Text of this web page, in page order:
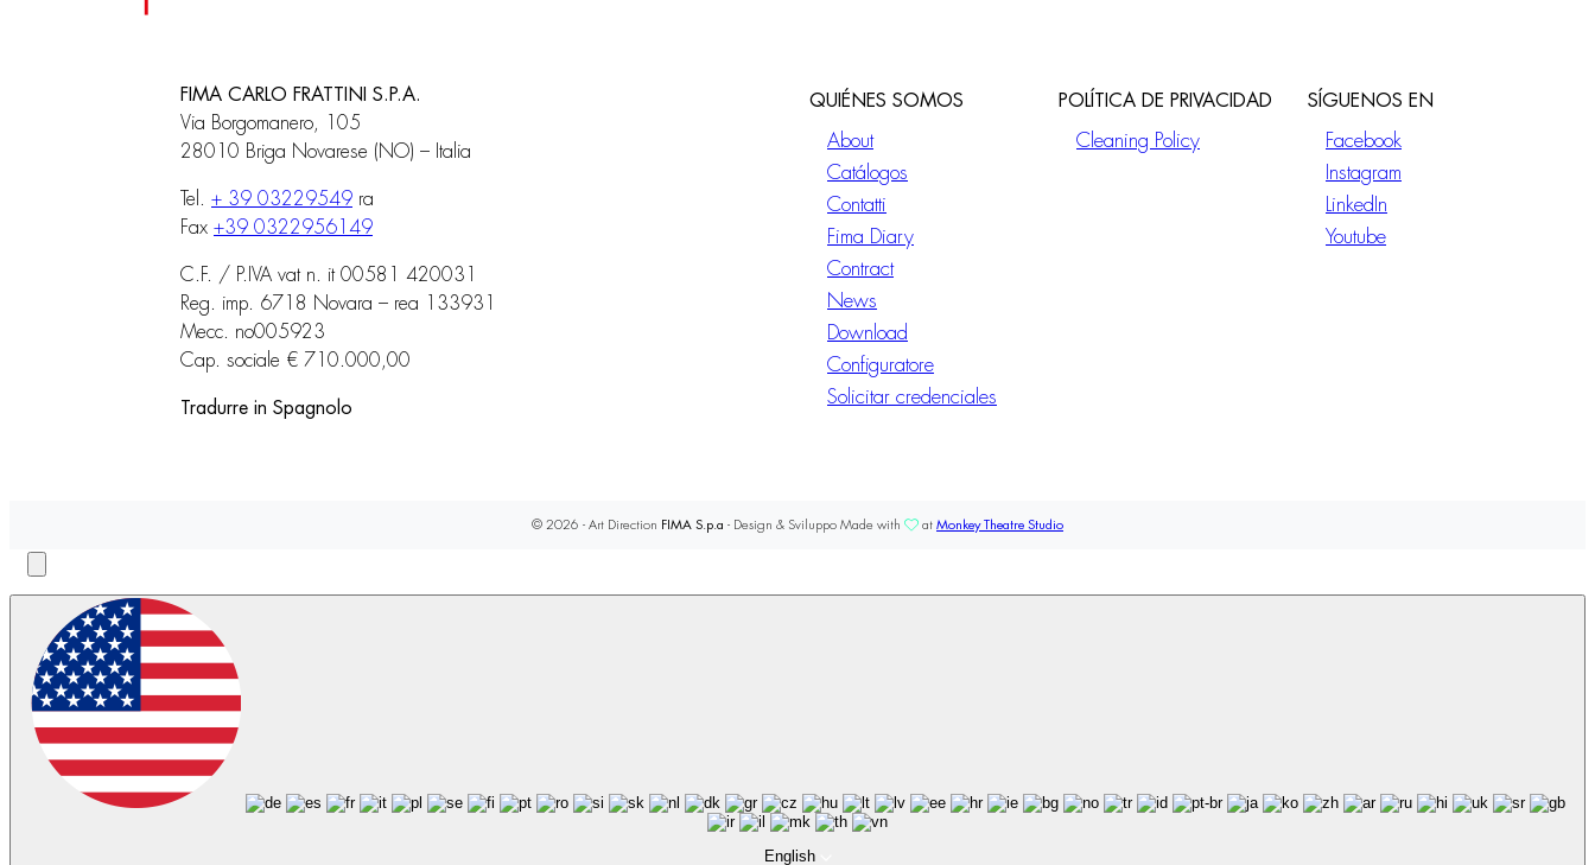
FIMA CARLO FRATTINI S.P.A.
Via Borgomanero, 105
28010 Briga Novarese (NO) – Italia
Tel. + 39 03229549 ra
Fax +39 0322956149
C.F. / P.IVA vat n. it 00581 420031
Reg. imp. 6718 Novara – rea 133931
Mecc. no005923
Cap. sociale € 710.000,00
Tradurre in Spagnolo
QUIÉNES SOMOS
About
Catálogos
Contatti
Fima Diary
Contract
News
Download
Configuratore
Solicitar credenciales
POLÍTICA DE PRIVACIDAD
Cleaning Policy
SÍGUENOS EN
Facebook
Instagram
LinkedIn
Youtube
© 2026 - Art Direction FIMA S.p.a - Design & Sviluppo Made with at Monkey Theatre Studio
English